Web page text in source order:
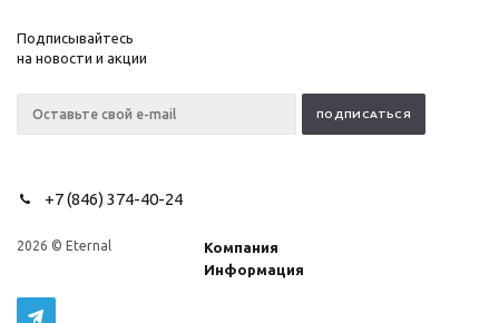
Подписывайтесь
на новости и акции
+7 (846) 374-40-24
2026 © Eternal
Компания
Информация